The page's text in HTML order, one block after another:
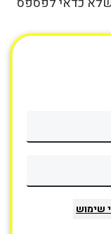
שימוש